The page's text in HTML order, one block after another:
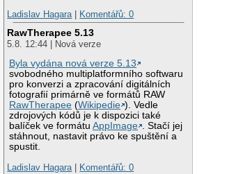
Ladislav Hagara| Komentářů: 0
RawTherapee 5.13
5.8. 12:44 | Nová verze
Byla vydána nová verze 5.13
svobodného multiplatformního softwaru
pro konverzi a zpracování digitálních
fotografií primárně ve formátů RAW
RawTherapee (Wikipedie ). Vedle
zdrojových kódů je k dispozici také
balíček ve formátuAppImage . Stačí jej
stáhnout, nastavit právo ke spuštění a
spustit.
Ladislav Hagara| Komentářů: 0